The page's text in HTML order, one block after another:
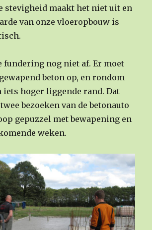
stevigheid maakt het niet uit en
van onze vloeropbouw is
fundering nog niet af. Er moet
beton op, en rondom
iets hoger liggende rand. Dat
bezoeken van de betonauto
gepuzzel met bewapening en
weken.